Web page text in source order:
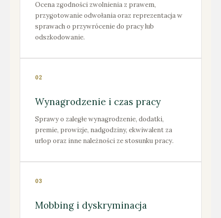
Ocena zgodności zwolnienia z prawem,
przygotowanie odwołania oraz reprezentacja w
sprawach o przywrócenie do pracy lub
odszkodowanie.
02
Wynagrodzenie i czas pracy
Sprawy o zaległe wynagrodzenie, dodatki,
premie, prowizje, nadgodziny, ekwiwalent za
urlop oraz inne należności ze stosunku pracy.
03
Mobbing i dyskryminacja